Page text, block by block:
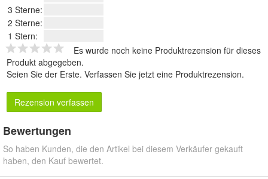
3 Sterne:
2 Sterne:
1 Stern:
Es wurde noch keine Produktrezension für dieses
Produkt abgegeben.
Seien Sie der Erste. Verfassen Sie jetzt eine Produktrezension.
Rezension verfassen
Bewertungen
So haben Kunden, die den Artikel bei diesem Verkäufer gekauft
haben, den Kauf bewertet.